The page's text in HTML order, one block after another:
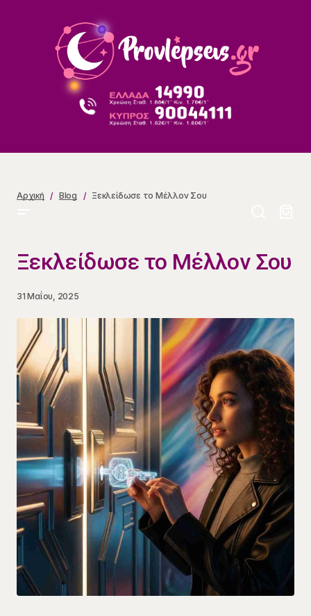
Αρχική Blog Ξεκλείδωσε το Μέλλον Σου
Ξεκλείδωσε το Μέλλον Σου
31 Μαΐου, 2025